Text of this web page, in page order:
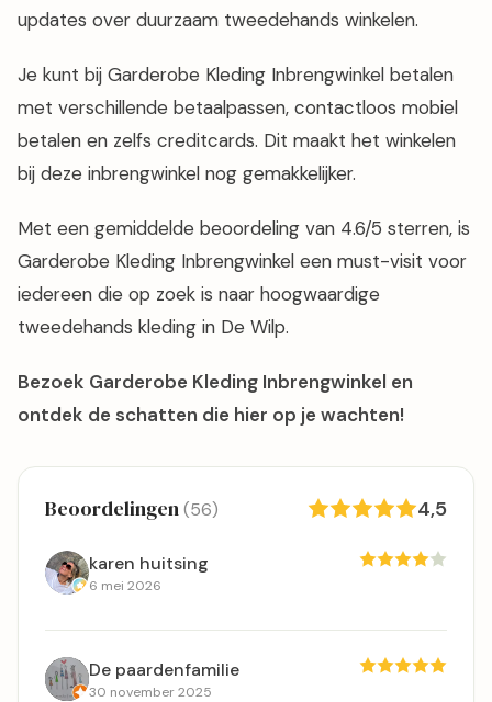
updates over duurzaam tweedehands winkelen.
Je kunt bij Garderobe Kleding Inbrengwinkel betalen
met verschillende betaalpassen, contactloos mobiel
betalen en zelfs creditcards. Dit maakt het winkelen
bij deze inbrengwinkel nog gemakkelijker.
Met een gemiddelde beoordeling van 4.6/5 sterren, is
Garderobe Kleding Inbrengwinkel een must-visit voor
iedereen die op zoek is naar hoogwaardige
tweedehands kleding in De Wilp.
Bezoek Garderobe Kleding Inbrengwinkel en
ontdek de schatten die hier op je wachten!
Beoordelingen(56) 4,5
karen huitsing
6 mei 2026
De paardenfamilie
30 november 2025